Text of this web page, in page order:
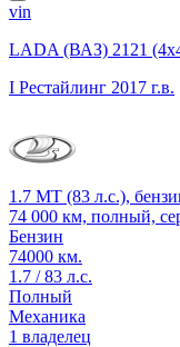
vin
LADA (ВАЗ) 2121
I Рестайлинг 2017 г.в.
1.7 MT (83 л.с.),
74 000 км, полный,
Бензин
74000 км.
1.7 / 83 л.с.
Полный
Механика
1 владелец